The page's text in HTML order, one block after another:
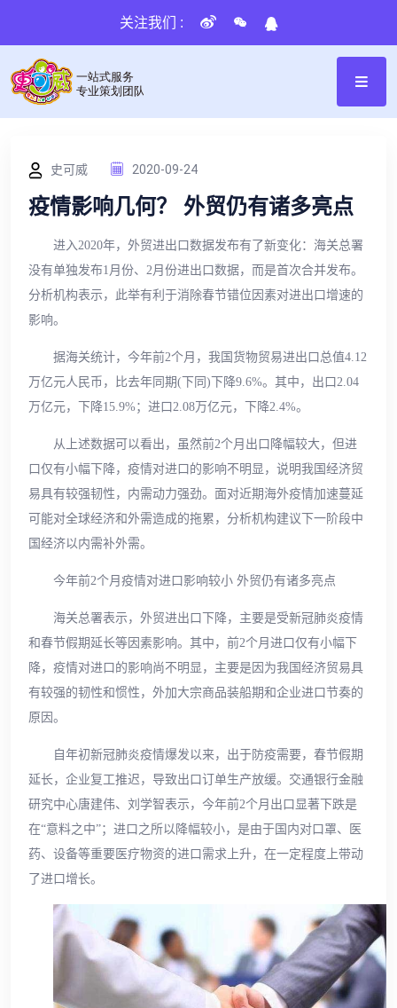
关注我们 :
史可威 2020-09-24
疫情影响几何？ 外贸仍有诸多亮点
进入2020年，外贸进出口数据发布有了新变化：海关总署
没有单独发布1月份、2月份进出口数据，而是首次合并发布。
分析机构表示，此举有利于消除春节错位因素对进出口增速的
影响。
据海关统计，今年前2个月，我国货物贸易进出口总值4.12
万亿元人民币，比去年同期(下同)下降9.6%。其中，出口2.04
万亿元，下降15.9%；进口2.08万亿元，下降2.4%。
从上述数据可以看出，虽然前2个月出口降幅较大，但进
口仅有小幅下降，疫情对进口的影响不明显，说明我国经济贸
易具有较强韧性，内需动力强劲。面对近期海外疫情加速蔓延
可能对全球经济和外需造成的拖累，分析机构建议下一阶段中
国经济以内需补外需。
今年前2个月疫情对进口影响较小 外贸仍有诸多亮点
海关总署表示，外贸进出口下降，主要是受新冠肺炎疫情
和春节假期延长等因素影响。其中，前2个月进口仅有小幅下
降，疫情对进口的影响尚不明显，主要是因为我国经济贸易具
有较强的韧性和惯性，外加大宗商品装船期和企业进口节奏的
原因。
自年初新冠肺炎疫情爆发以来，出于防疫需要，春节假期
延长，企业复工推迟，导致出口订单生产放缓。交通银行金融
研究中心唐建伟、刘学智表示，今年前2个月出口显著下跌是
在“意料之中”；进口之所以降幅较小，是由于国内对口罩、医
药、设备等重要医疗物资的进口需求上升，在一定程度上带动
了进口增长。